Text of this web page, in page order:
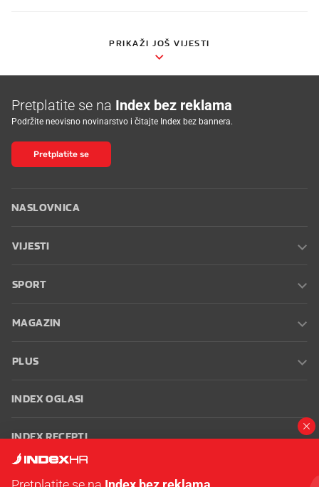
PRIKAŽI JOŠ VIJESTI
Pretplatite se na Index bez reklama
Podržite neovisno novinarstvo i čitajte Index bez bannera.
Pretplatite se
NASLOVNICA
VIJESTI
SPORT
MAGAZIN
PLUS
INDEX OGLASI
INDEX RECEPTI